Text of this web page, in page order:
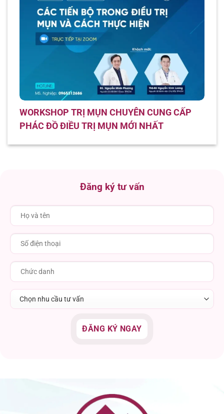
WORKSHOP TRỊ MỤN CHUYÊN CUNG CẤP
PHÁC ĐỒ ĐIỀU TRỊ MỤN MỚI NHẤT
Đăng ký tư vấn
Chọn nhu cầu tư vấn